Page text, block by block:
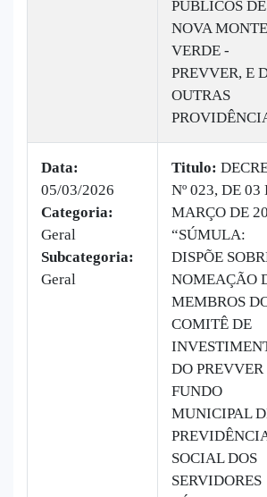
PÚBLICOS DE
NOVA MONTE
VERDE -
PREVVER, E
OUTRAS
Data:
05/03/2026
Categoria:
Geral
Subcategoria:
Geral
Titulo:
Nº 023, DE 03
MARÇO DE
“SÚMULA:
DISPÕE
NOMEAÇÃO
MEMBROS
COMITÊ DE
DO PREVVER
FUNDO
MUNICIPAL
SOCIAL DOS
SERVIDORES